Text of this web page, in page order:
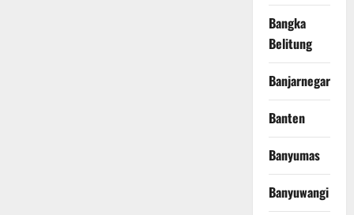
Bangka
Belitung
Banjarnegara
Banten
Banyumas
Banyuwangi